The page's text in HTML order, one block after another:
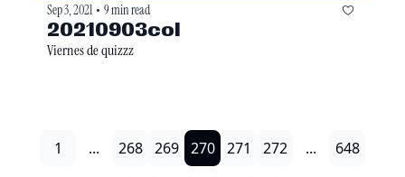
Sep 3, 2021 • 9 min read
20210903col
Viernes de quizzz
1 ... 268 269 270 271 272 ... 648